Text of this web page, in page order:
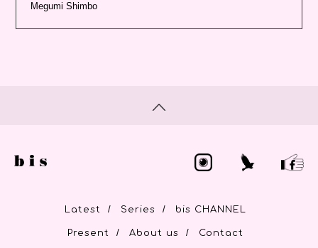
Megumi Shimbo
Latest / Series / bis CHANNEL
Present / About us / Contact